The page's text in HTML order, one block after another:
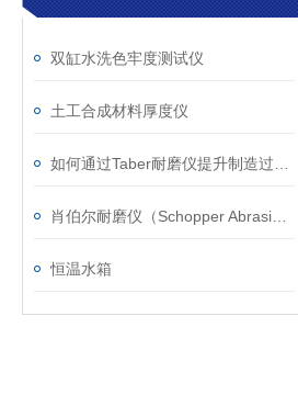
双缸水洗色牢度测试仪
土工合成材料厚度仪
恒温水箱